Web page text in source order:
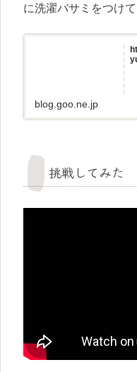
に洗濯バサミをつけ
blog.goo.ne.jp
挑戦してみた